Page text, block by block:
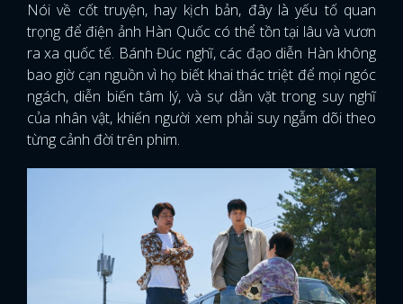
Nói về cốt truyện, hay kịch bản, đây là yếu tố quan
trọng để điện ảnh Hàn Quốc có thể tồn tại lâu và vươn
ra xa quốc tế. Bánh Đúc nghĩ, các đạo diễn Hàn không
bao giờ cạn nguồn vì họ biết khai thác triệt để mọi ngóc
ngách, diễn biến tâm lý, và sự dằn vặt trong suy nghĩ
của nhân vật, khiến người xem phải suy ngẫm dõi theo
từng cảnh đời trên phim.